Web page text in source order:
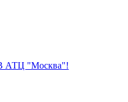
"Москва"!